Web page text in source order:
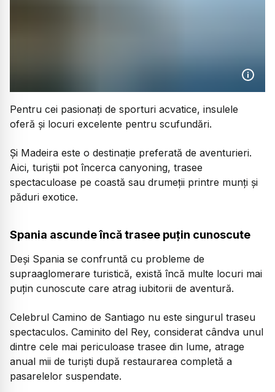
Pentru cei pasionați de sporturi acvatice, insulele
oferă și locuri excelente pentru scufundări.
Și Madeira este o destinație preferată de aventurieri.
Aici, turiștii pot încerca canyoning, trasee
spectaculoase pe coastă sau drumeții printre munți și
păduri exotice.
Spania ascunde încă trasee puțin cunoscute
Deși Spania se confruntă cu probleme de
supraaglomerare turistică, există încă multe locuri mai
puțin cunoscute care atrag iubitorii de aventură.
Celebrul Camino de Santiago nu este singurul traseu
spectaculos. Caminito del Rey, considerat cândva unul
dintre cele mai periculoase trasee din lume, atrage
anual mii de turiști după restaurarea completă a
pasarelelor suspendate.